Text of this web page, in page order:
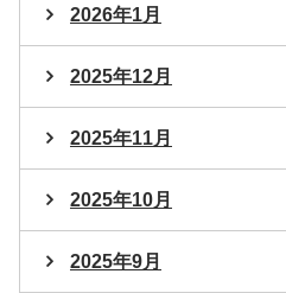
2026年1月
2025年12月
2025年11月
2025年10月
2025年9月